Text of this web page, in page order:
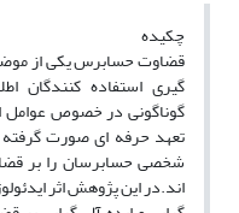
چکیده
قضاوت حسابرس یکی از
گیری استفاده کنندگان
گوناگونی در خصوص عوامل
تعهد حرفه ای صورت گرفته
شخصی حسابرسان را بر
اند.در این پژوهش اثر